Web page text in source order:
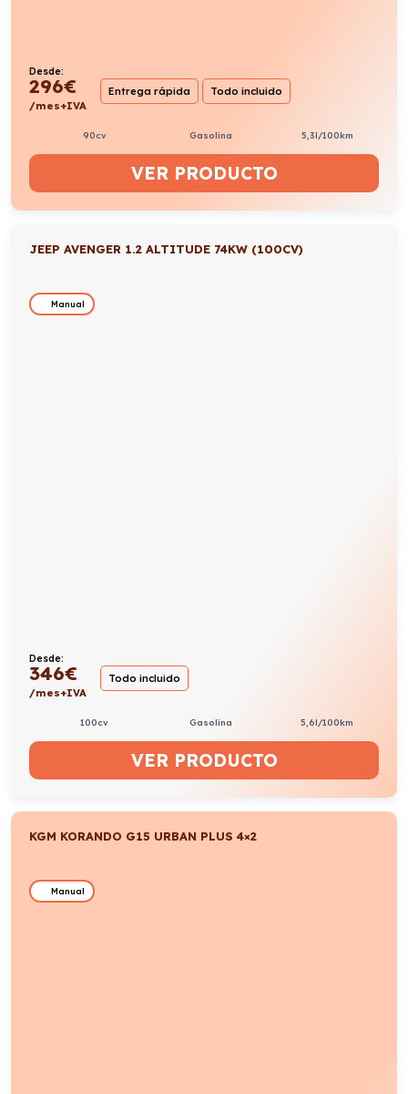
Desde:
296€
/mes+IVA
Entrega rápida Todo incluido
90cv Gasolina 5,3l/100km
VER PRODUCTO
JEEP AVENGER 1.2 ALTITUDE 74KW (100CV)
Manual
Desde:
346€
/mes+IVA
Todo incluido
100cv Gasolina 5,6l/100km
VER PRODUCTO
KGM KORANDO G15 URBAN PLUS 4×2
Manual